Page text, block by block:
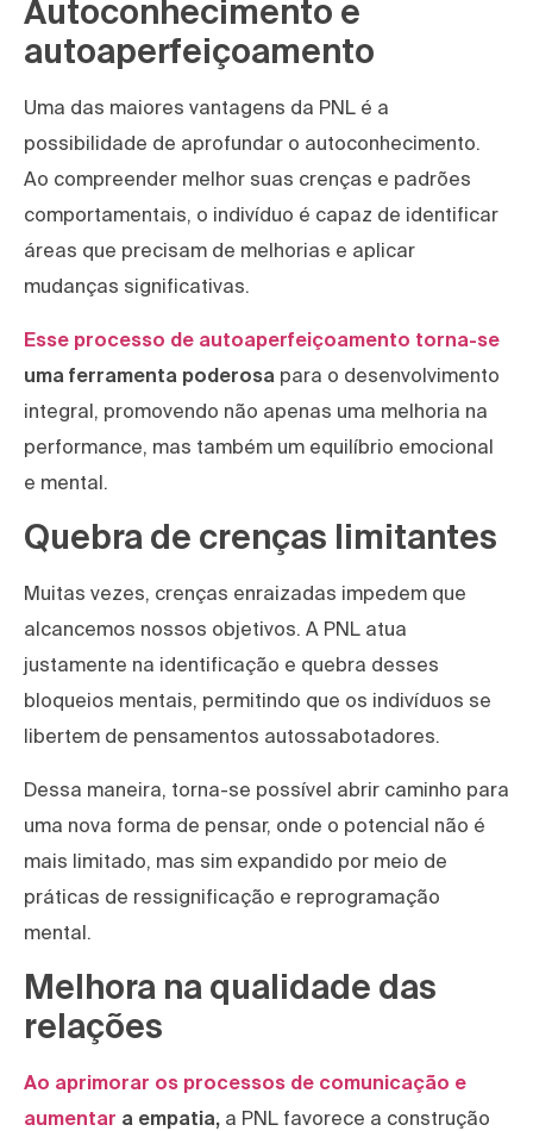
Autoconhecimento e
autoaperfeiçoamento
Uma das maiores vantagens da PNL é a
possibilidade de aprofundar o autoconhecimento.
Ao compreender melhor suas crenças e padrões
comportamentais, o indivíduo é capaz de identificar
áreas que precisam de melhorias e aplicar
mudanças significativas.
Esse processo de autoaperfeiçoamento torna-se
uma ferramenta poderosa para o desenvolvimento
integral, promovendo não apenas uma melhoria na
performance, mas também um equilíbrio emocional
e mental.
Quebra de crenças limitantes
Muitas vezes, crenças enraizadas impedem que
alcancemos nossos objetivos. A PNL atua
justamente na identificação e quebra desses
bloqueios mentais, permitindo que os indivíduos se
libertem de pensamentos autossabotadores.
Dessa maneira, torna-se possível abrir caminho para
uma nova forma de pensar, onde o potencial não é
mais limitado, mas sim expandido por meio de
práticas de ressignificação e reprogramação
mental.
Melhora na qualidade das
relações
Ao aprimorar os processos de comunicação e
aumentar a empatia, a PNL favorece a construção